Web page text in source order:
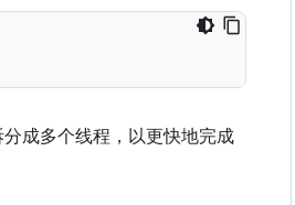
成多个线程，以更快地完成